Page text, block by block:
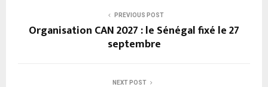
PREVIOUS POST
Organisation CAN 2027 : le Sénégal fixé le 27
septembre
NEXT POST